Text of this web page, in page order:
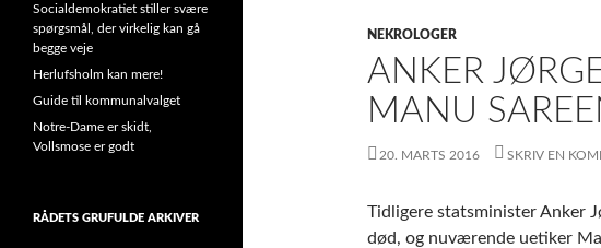
NEKROLOGER
ANKER
MANU
20. MARTS 2016 SKRIV EN
Tidligere statsminister Anker
død, og nuværende uetiker
Socialdemokratiet stiller svære
spørgsmål, der virkelig kan gå
begge veje
Herlufsholm kan mere!
Guide til kommunalvalget
Notre-Dame er skidt,
Vollsmose er godt
RÅDETS GRUFULDE ARKIVER